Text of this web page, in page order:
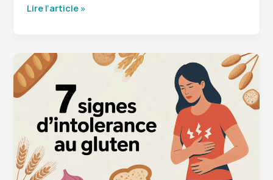
Poches
:
causes
et
traitements
efficaces
Lire l’article »